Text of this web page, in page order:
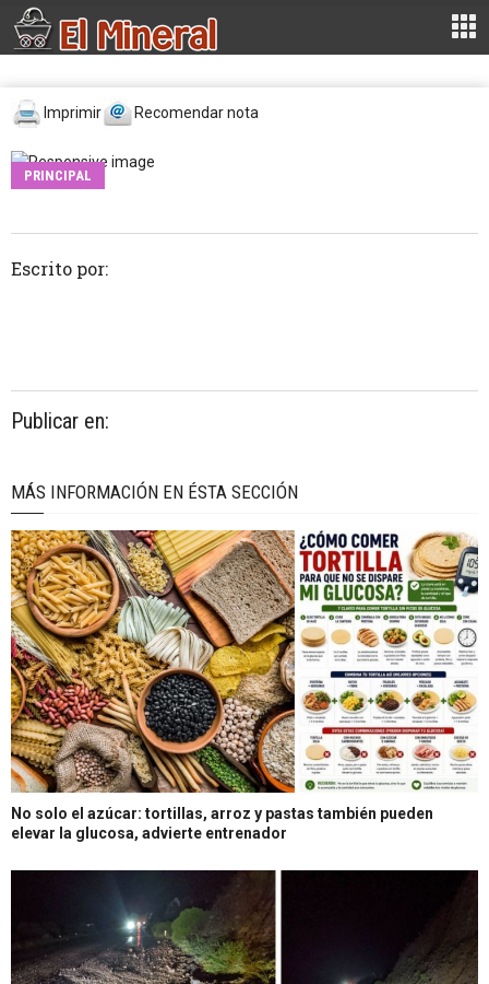
Imprimir Recomendar nota
PRINCIPAL
Escrito por:
Publicar en:
MÁS INFORMACIÓN EN ÉSTA SECCIÓN
No solo el azúcar: tortillas, arroz y pastas también pueden
elevar la glucosa, advierte entrenador